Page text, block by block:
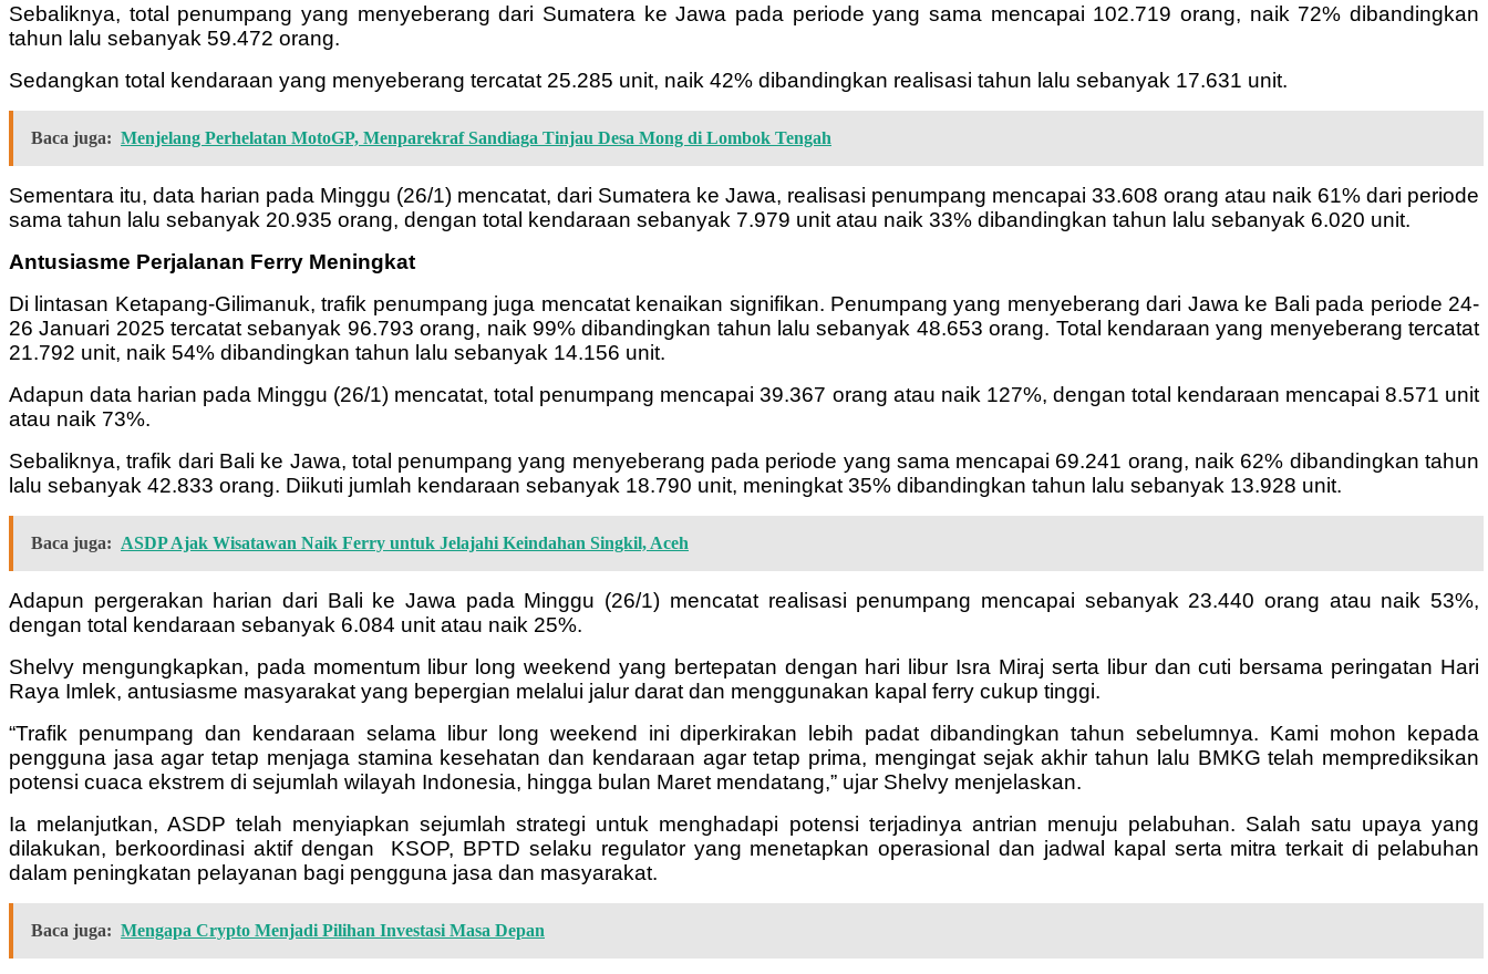
Sebaliknya, total penumpang yang menyeberang dari Sumatera ke Jawa pada periode yang sama mencapai 102.719 orang, naik 72% dibandingkan
tahun lalu sebanyak 59.472 orang.
Sedangkan total kendaraan yang menyeberang tercatat 25.285 unit, naik 42% dibandingkan realisasi tahun lalu sebanyak 17.631 unit.
Baca juga: Menjelang Perhelatan MotoGP, Menparekraf Sandiaga Tinjau Desa Mong di Lombok Tengah
Sementara itu, data harian pada Minggu (26/1) mencatat, dari Sumatera ke Jawa, realisasi penumpang mencapai 33.608 orang atau naik 61% dari periode
sama tahun lalu sebanyak 20.935 orang, dengan total kendaraan sebanyak 7.979 unit atau naik 33% dibandingkan tahun lalu sebanyak 6.020 unit.
Antusiasme Perjalanan Ferry Meningkat
Di lintasan Ketapang-Gilimanuk, trafik penumpang juga mencatat kenaikan signifikan. Penumpang yang menyeberang dari Jawa ke Bali pada periode 24-
26 Januari 2025 tercatat sebanyak 96.793 orang, naik 99% dibandingkan tahun lalu sebanyak 48.653 orang. Total kendaraan yang menyeberang tercatat
21.792 unit, naik 54% dibandingkan tahun lalu sebanyak 14.156 unit.
Adapun data harian pada Minggu (26/1) mencatat, total penumpang mencapai 39.367 orang atau naik 127%, dengan total kendaraan mencapai 8.571 unit
atau naik 73%.
Sebaliknya, trafik dari Bali ke Jawa, total penumpang yang menyeberang pada periode yang sama mencapai 69.241 orang, naik 62% dibandingkan tahun
lalu sebanyak 42.833 orang. Diikuti jumlah kendaraan sebanyak 18.790 unit, meningkat 35% dibandingkan tahun lalu sebanyak 13.928 unit.
Baca juga: ASDP Ajak Wisatawan Naik Ferry untuk Jelajahi Keindahan Singkil, Aceh
Adapun pergerakan harian dari Bali ke Jawa pada Minggu (26/1) mencatat realisasi penumpang mencapai sebanyak 23.440 orang atau naik 53%,
dengan total kendaraan sebanyak 6.084 unit atau naik 25%.
Shelvy mengungkapkan, pada momentum libur long weekend yang bertepatan dengan hari libur Isra Miraj serta libur dan cuti bersama peringatan Hari
Raya Imlek, antusiasme masyarakat yang bepergian melalui jalur darat dan menggunakan kapal ferry cukup tinggi.
“Trafik penumpang dan kendaraan selama libur long weekend ini diperkirakan lebih padat dibandingkan tahun sebelumnya. Kami mohon kepada
pengguna jasa agar tetap menjaga stamina kesehatan dan kendaraan agar tetap prima, mengingat sejak akhir tahun lalu BMKG telah memprediksikan
potensi cuaca ekstrem di sejumlah wilayah Indonesia, hingga bulan Maret mendatang,” ujar Shelvy menjelaskan.
Ia melanjutkan, ASDP telah menyiapkan sejumlah strategi untuk menghadapi potensi terjadinya antrian menuju pelabuhan. Salah satu upaya yang
dilakukan, berkoordinasi aktif dengan KSOP, BPTD selaku regulator yang menetapkan operasional dan jadwal kapal serta mitra terkait di pelabuhan
dalam peningkatan pelayanan bagi pengguna jasa dan masyarakat.
Baca juga: Mengapa Crypto Menjadi Pilihan Investasi Masa Depan